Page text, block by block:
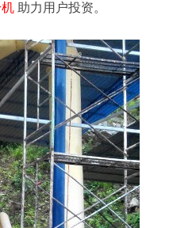
助力用户投资。